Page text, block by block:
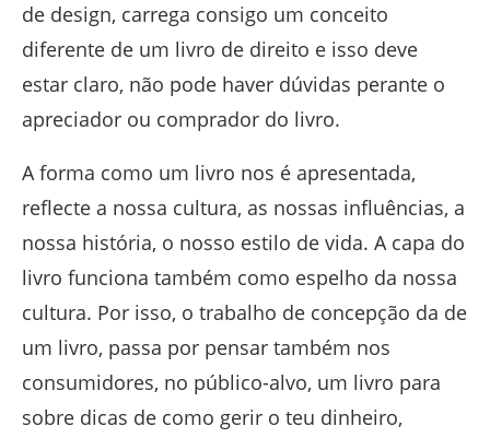
de design, carrega consigo um conceito
diferente de um livro de direito e isso deve
estar claro, não pode haver dúvidas perante o
apreciador ou comprador do livro.
A forma como um livro nos é apresentada,
reflecte a nossa cultura, as nossas influências, a
nossa história, o nosso estilo de vida. A capa do
livro funciona também como espelho da nossa
cultura. Por isso, o trabalho de concepção da de
um livro, passa por pensar também nos
consumidores, no público-alvo, um livro para
sobre dicas de como gerir o teu dinheiro,